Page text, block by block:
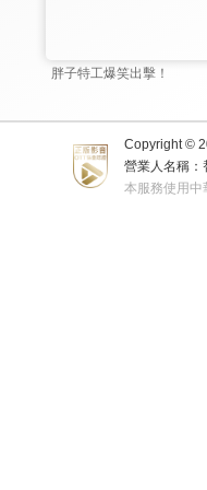
胖子特工爆笑出擊！
Copyright ©
營業人名稱：
本服務使用中